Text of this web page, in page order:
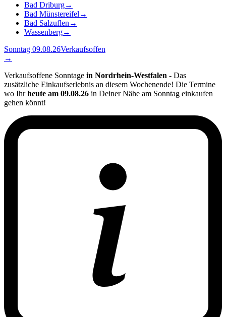
Bad Driburg→
Bad Münstereifel →
Bad Salzuflen →
Wassenberg→
Sonntag 09.08.26Verkaufsoffen
→
Verkaufsoffene Sonntage in Nordrhein-Westfalen - Das
zusätzliche Einkaufserlebnis an diesem Wochenende! Die Termine
wo Ihrheute am 09.08.26 in Deiner Nähe am Sonntag einkaufen
gehen könnt!